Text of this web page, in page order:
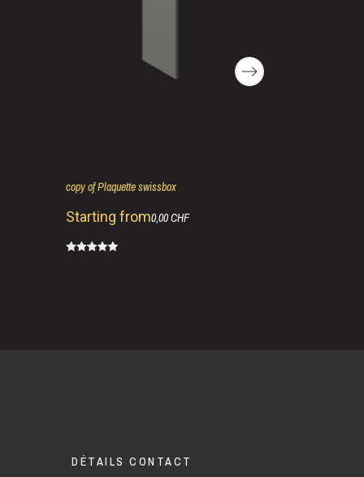
copy of Plaquette swissbox
Starting from0,00 CHF
DÉTAILS CONTACT